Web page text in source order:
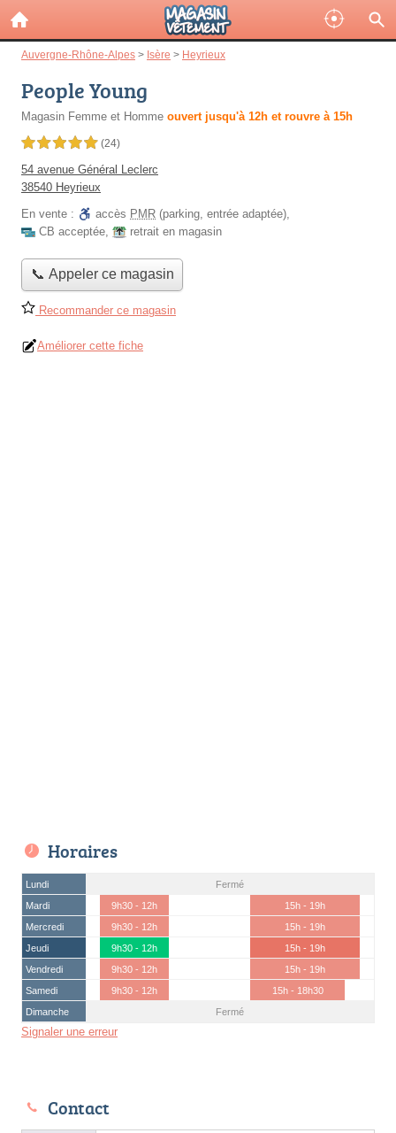
Auvergne-Rhône-Alpes > Isère > Heyrieux
People Young
Magasin Femme et Homme ouvert jusqu'à 12h et rouvre à 15h
5,0 étoiles sur 5 (24)
54 avenue Général Leclerc
38540 Heyrieux
En vente :
accès PMR (parking, entrée adaptée),
CB acceptée, retrait en magasin
📞 Appeler ce magasin
Recommander ce magasin
Améliorer cette fiche
Horaires
Lundi
Fermé
Mardi
9h30 - 12h
15h - 19h
Mercredi
9h30 - 12h
15h - 19h
Jeudi
9h30 - 12h
15h - 19h
Vendredi
9h30 - 12h
15h - 19h
Samedi
9h30 - 12h
15h - 18h30
Dimanche
Fermé
Signaler une erreur
Contact